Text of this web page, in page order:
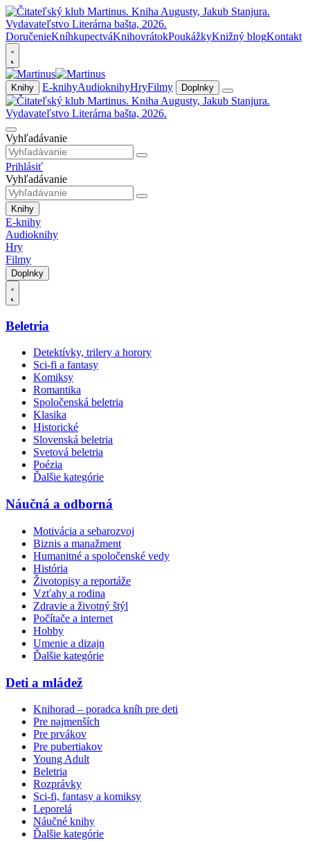
DoručenieKníhkupectváKnihovrátokPoukážkyKnižný blogKontakt
Knihy E-knihyAudioknihyHryFilmy Doplnky
Vyhľadávanie
Prihlásiť
Vyhľadávanie
Knihy
E-knihy
Audioknihy
Hry
Filmy
Doplnky
Beletria
Detektívky, trilery a horory
Sci-fi a fantasy
Komiksy
Romantika
Spoločenská beletria
Klasika
Historické
Slovenská beletria
Svetová beletria
Poézia
Ďalšie kategórie
Náučná a odborná
Motivácia a sebarozvoj
Biznis a manažment
Humanitné a spoločenské vedy
História
Životopisy a reportáže
Vzťahy a rodina
Zdravie a životný štýl
Počítače a internet
Hobby
Umenie a dizajn
Ďalšie kategórie
Deti a mládež
Knihorad – poradca kníh pre deti
Pre najmenších
Pre prvákov
Pre pubertiakov
Young Adult
Beletria
Rozprávky
Sci-fi, fantasy a komiksy
Leporelá
Náučné knihy
Ďalšie kategórie